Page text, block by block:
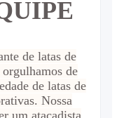
de latas de
de
de latas de
Nossa
um atacadista